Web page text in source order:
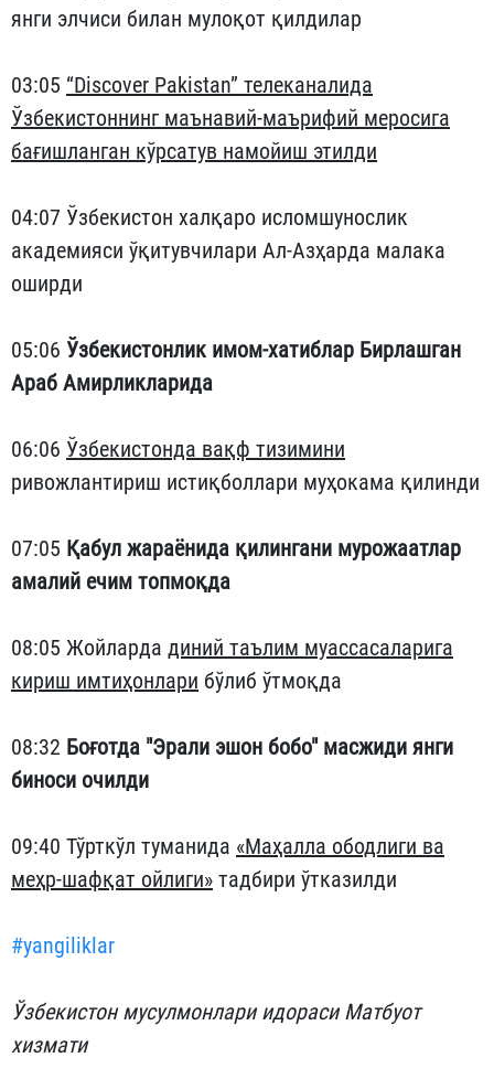
янги элчиси билан мулоқот қилдилар
03:05 “Discover Pakistan” телеканалида
Ўзбекистоннинг маънавий-маърифий меросига
бағишланган кўрсатув намойиш этилди
04:07 Ўзбекистон халқаро исломшунослик
академияси ўқитувчилари Ал-Азҳарда малака
оширди
05:06 Ўзбекистонлик имом-хатиблар Бирлашган
Араб Амирликларида
06:06 Ўзбекистонда вақф тизимини
ривожлантириш истиқболлари муҳокама қилинди
07:05 Қабул жараёнида қилингани мурожаатлар
амалий ечим топмоқда
08:05 Жойларда диний таълим муассасаларига
кириш имтиҳонлари бўлиб ўтмоқда
08:32 Боғотда "Эрали эшон бобо" масжиди янги
биноси очилди
09:40 Тўрткўл туманида «Маҳалла ободлиги ва
меҳр-шафқат ойлиги» тадбири ўтказилди
#yangiliklar
Ўзбекистон мусулмонлари идораси Матбуот
хизмати